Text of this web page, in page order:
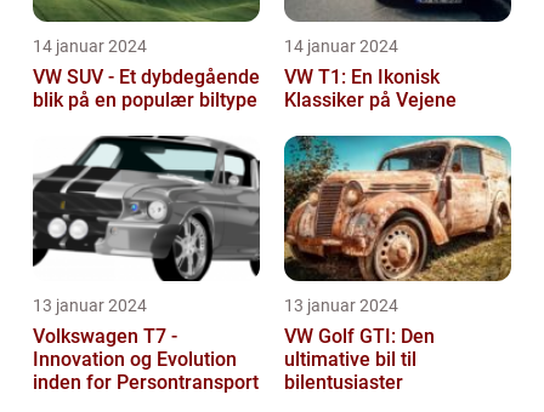
14 januar 2024
VW SUV - Et dybdegående
blik på en populær biltype
14 januar 2024
VW T1: En Ikonisk
Klassiker på Vejene
13 januar 2024
Volkswagen T7 -
Innovation og Evolution
inden for Persontransport
13 januar 2024
VW Golf GTI: Den
ultimative bil til
bilentusiaster